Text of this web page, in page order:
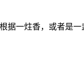
一炷香，或者是